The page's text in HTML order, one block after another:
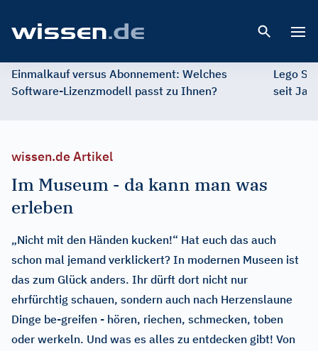
Einmalkauf versus Abonnement: Welches
Software-Lizenzmodell passt zu Ihnen?
Lego
seit
wissen.de Artikel
Im Museum - da kann man was
erleben
„Nicht mit den Händen kucken!“ Hat euch das auch
schon mal jemand verklickert? In modernen Museen ist
das zum Glück anders. Ihr dürft dort nicht nur
ehrfürchtig schauen, sondern auch nach Herzenslaune
Dinge be-greifen - hören, riechen, schmecken, toben
oder werkeln. Und was es alles zu entdecken gibt! Von